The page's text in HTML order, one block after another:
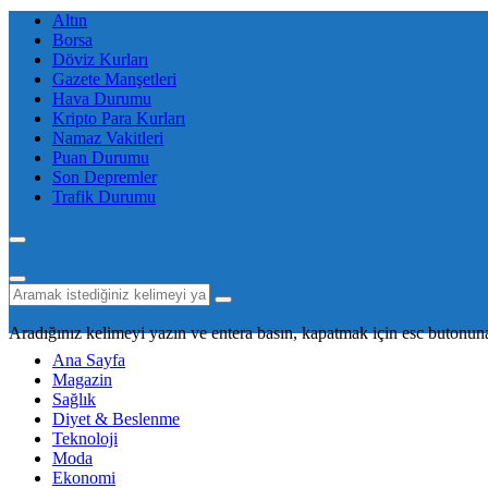
Altın
Borsa
Döviz Kurları
Gazete Manşetleri
Hava Durumu
Kripto Para Kurları
Namaz Vakitleri
Puan Durumu
Son Depremler
Trafik Durumu
Aradığınız kelimeyi yazın ve entera basın, kapatmak için esc
Ana Sayfa
Magazin
Sağlık
Diyet & Beslenme
Teknoloji
Moda
Ekonomi